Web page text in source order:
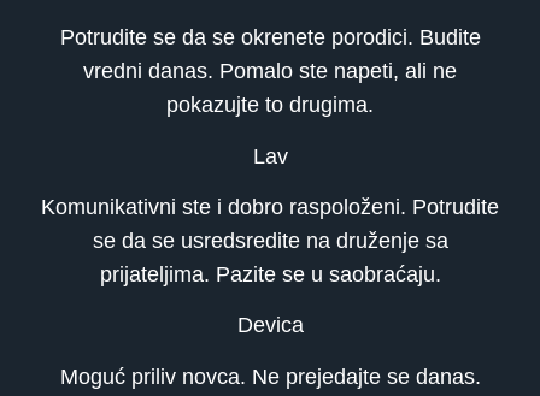
Potrudite se da se okrenete porodici. Budite
vredni danas. Pomalo ste napeti, ali ne
pokazujte to drugima.
Lav
Komunikativni ste i dobro raspoloženi. Potrudite
se da se usredsredite na druženje sa
prijateljima. Pazite se u saobraćaju.
Devica
Moguć priliv novca. Ne prejedajte se danas.